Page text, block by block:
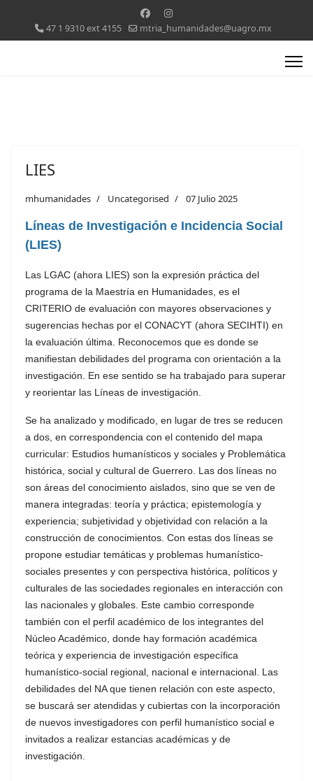
47 1 9310 ext 4155 mtria_humanidades@uagro.mx
LIES
mhumanidades Uncategorised 07 Julio 2025
Líneas de Investigación e Incidencia Social
(LIES)
Las LGAC (ahora LIES) son la expresión práctica del
programa de la Maestría en Humanidades, es el
CRITERIO de evaluación con mayores observaciones y
sugerencias hechas por el CONACYT (ahora SECIHTI) en
la evaluación última. Reconocemos que es donde se
manifiestan debilidades del programa con orientación a la
investigación. En ese sentido se ha trabajado para superar
y reorientar las Líneas de investigación.
Se ha analizado y modificado, en lugar de tres se reducen
a dos, en correspondencia con el contenido del mapa
curricular: Estudios humanísticos y sociales y Problemática
histórica, social y cultural de Guerrero. Las dos líneas no
son áreas del conocimiento aislados, sino que se ven de
manera integradas: teoría y práctica; epistemología y
experiencia; subjetividad y objetividad con relación a la
construcción de conocimientos. Con estas dos líneas se
propone estudiar temáticas y problemas humanístico-
sociales presentes y con perspectiva histórica, políticos y
culturales de las sociedades regionales en interacción con
las nacionales y globales. Este cambio corresponde
también con el perfil académico de los integrantes del
Núcleo Académico, donde hay formación académica
teórica y experiencia de investigación específica
humanístico-social regional, nacional e internacional. Las
debilidades del NA que tienen relación con este aspecto,
se buscará ser atendidas y cubiertas con la incorporación
de nuevos investigadores con perfil humanístico social e
invitados a realizar estancias académicas y de
investigación.